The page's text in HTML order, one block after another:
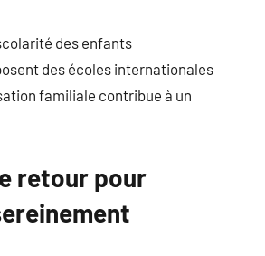
des enfants
des écoles internationales
familiale contribue à un
retour pour